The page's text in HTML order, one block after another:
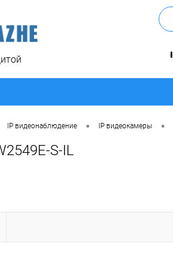
IP видеонаблюдение • IP видеокамеры •
S-IL